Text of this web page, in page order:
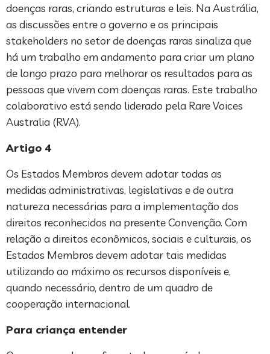
doenças raras, criando estruturas e leis. Na Austrália,
as discussões entre o governo e os principais
stakeholders no setor de doenças raras sinaliza que
há um trabalho em andamento para criar um plano
de longo prazo para melhorar os resultados para as
pessoas que vivem com doenças raras. Este trabalho
colaborativo está sendo liderado pela Rare Voices
Australia (RVA).
Artigo 4
Os Estados Membros devem adotar todas as
medidas administrativas, legislativas e de outra
natureza necessárias para a implementação dos
direitos reconhecidos na presente Convenção. Com
relação a direitos econômicos, sociais e culturais, os
Estados Membros devem adotar tais medidas
utilizando ao máximo os recursos disponíveis e,
quando necessário, dentro de um quadro de
cooperação internacional.
Para criança entender